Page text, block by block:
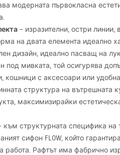
модерната първокласна
– изразителни, остри линии,
на двата елемента идеално
дизайн, идеално пасващ на
под мивката, той осигурява
кошници с аксесоари или
структура на вътрешната
максимизирайки
към структурната специфика на
сифон FLOW, който
работа. Рафтът има фабрично